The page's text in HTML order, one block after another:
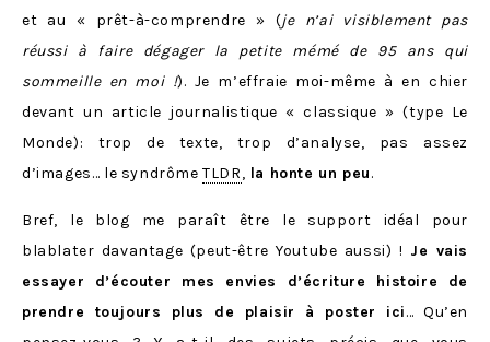
et au « prêt-à-comprendre » (je n’ai visiblement pas
réussi à faire dégager la petite mémé de 95 ans qui
sommeille en moi !). Je m’effraie moi-même à en chier
devant un article journalistique « classique » (type Le
Monde): trop de texte, trop d’analyse, pas assez
d’images… le syndrômeTLDR, la honte un peu.
Bref, le blog me paraît être le support idéal pour
blablater davantage (peut-être Youtube aussi) ! Je vais
essayer d’écouter mes envies d’écriture histoire de
prendre toujours plus de plaisir à poster ici… Qu’en